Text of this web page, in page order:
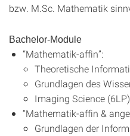
bzw. M.Sc. Mathematik
Bachelor-Module
“Mathematik-affin”:
Theoretische
Grundlagen des
Imaging Science (6LP)
“Mathematik-affin &
Grundlagen der